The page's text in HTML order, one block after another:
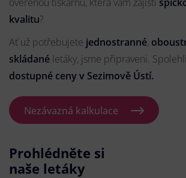
kvalitu?
Ať už potřebujete jednostranné,
skládané letáky, jsme připraveni.
dostupné ceny v Sezimově Ústí.
Nezávazná kalkulace
Prohlédněte si
naše letáky